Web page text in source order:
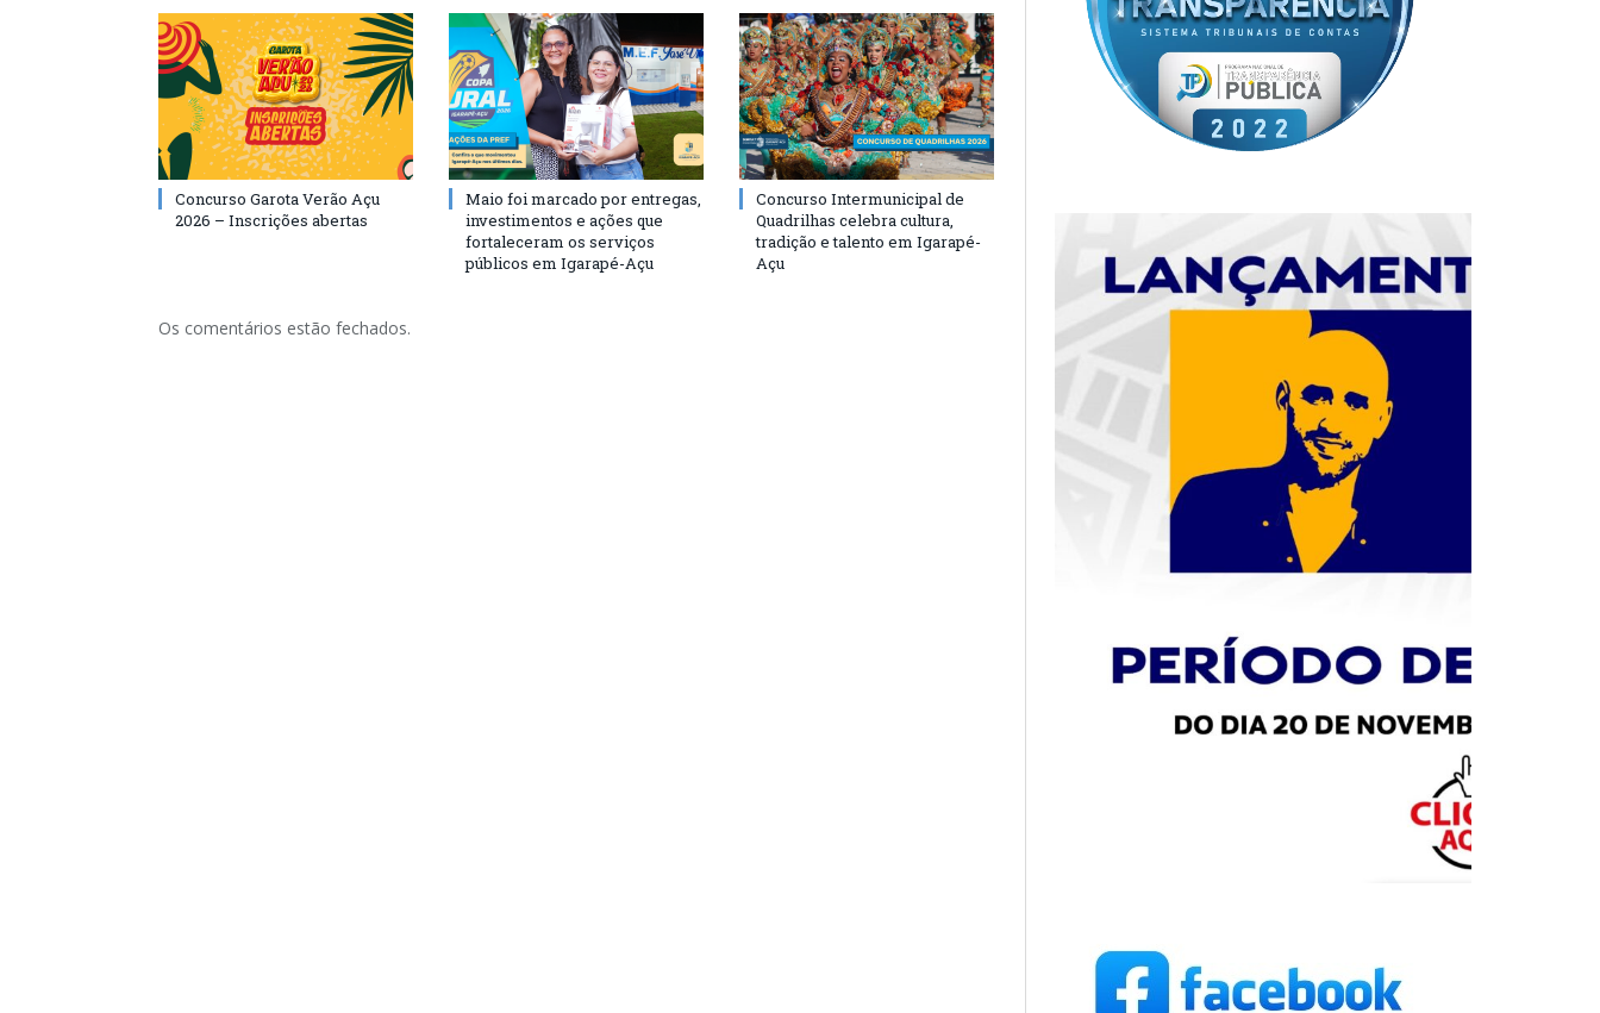
Concurso Garota Verão Açu
2026 – Inscrições abertas
Maio foi marcado por entregas,
investimentos e ações que
fortaleceram os serviços
públicos em Igarapé-Açu
Concurso Intermunicipal de
Quadrilhas celebra cultura,
tradição e talento em Igarapé-
Açu
Os comentários estão fechados.